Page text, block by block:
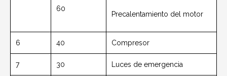
60
Precalentamiento del motor
6 40 Compresor
7 30 Luces de emergencia